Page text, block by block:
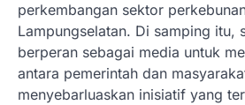
perkembangan sektor
Lampungselatan. Di samping itu,
berperan sebagai media untuk
antara pemerintah dan
menyebarluaskan inisiatif yang